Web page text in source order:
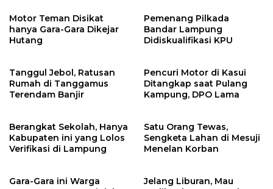
Motor Teman Disikat
hanya Gara-Gara Dikejar
Hutang
Pemenang Pilkada
Bandar Lampung
Didiskualifikasi KPU
Tanggul Jebol, Ratusan
Rumah di Tanggamus
Terendam Banjir
Pencuri Motor di Kasui
Ditangkap saat Pulang
Kampung, DPO Lama
Berangkat Sekolah, Hanya
Kabupaten ini yang Lolos
Verifikasi di Lampung
Satu Orang Tewas,
Sengketa Lahan di Mesuji
Menelan Korban
Gara-Gara ini Warga
Jelang Liburan, Mau